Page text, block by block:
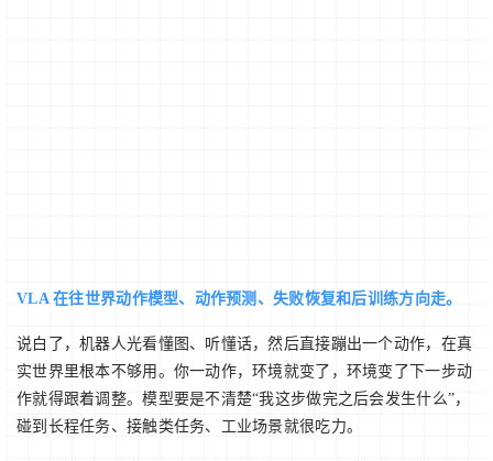
VLA 在往世界动作模型、动作预测、失败恢复和后训练方向走。
说白了，机器人光看懂图、听懂话，然后直接蹦出一个动作，在真
实世界里根本不够用。你一动作，环境就变了，环境变了下一步动
作就得跟着调整。模型要是不清楚“我这步做完之后会发生什么”，
碰到长程任务、接触类任务、工业场景就很吃力。